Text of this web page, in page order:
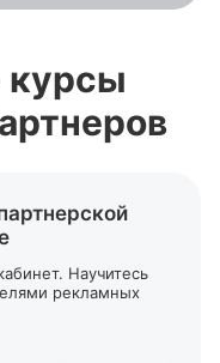
курсы
Научитесь
рекламных